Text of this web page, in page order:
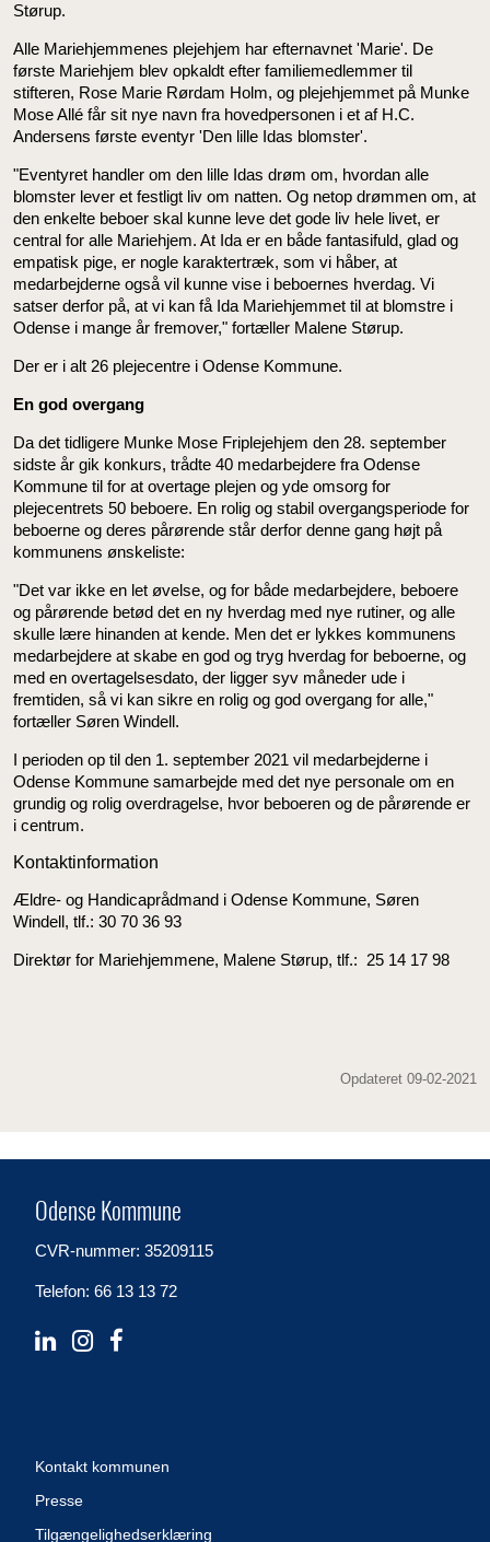
Størup.
Alle Mariehjemmenes plejehjem har efternavnet 'Marie'. De
første Mariehjem blev opkaldt efter familiemedlemmer til
stifteren, Rose Marie Rørdam Holm, og plejehjemmet på Munke
Mose Allé får sit nye navn fra hovedpersonen i et af H.C.
Andersens første eventyr 'Den lille Idas blomster'.
"Eventyret handler om den lille Idas drøm om, hvordan alle
blomster lever et festligt liv om natten. Og netop drømmen om, at
den enkelte beboer skal kunne leve det gode liv hele livet, er
central for alle Mariehjem. At Ida er en både fantasifuld, glad og
empatisk pige, er nogle karaktertræk, som vi håber, at
medarbejderne også vil kunne vise i beboernes hverdag. Vi
satser derfor på, at vi kan få Ida Mariehjemmet til at blomstre i
Odense i mange år fremover," fortæller Malene Størup.
Der er i alt 26 plejecentre i Odense Kommune.
En god overgang
Da det tidligere Munke Mose Friplejehjem den 28. september
sidste år gik konkurs, trådte 40 medarbejdere fra Odense
Kommune til for at overtage plejen og yde omsorg for
plejecentrets 50 beboere. En rolig og stabil overgangsperiode for
beboerne og deres pårørende står derfor denne gang højt på
kommunens ønskeliste:
"Det var ikke en let øvelse, og for både medarbejdere, beboere
og pårørende betød det en ny hverdag med nye rutiner, og alle
skulle lære hinanden at kende. Men det er lykkes kommunens
medarbejdere at skabe en god og tryg hverdag for beboerne, og
med en overtagelsesdato, der ligger syv måneder ude i
fremtiden, så vi kan sikre en rolig og god overgang for alle,"
fortæller Søren Windell.
I perioden op til den 1. september 2021 vil medarbejderne i
Odense Kommune samarbejde med det nye personale om en
grundig og rolig overdragelse, hvor beboeren og de pårørende er
i centrum.
Kontaktinformation
Ældre- og Handicaprådmand i Odense Kommune, Søren
Windell, tlf.: 30 70 36 93
Direktør for Mariehjemmene, Malene Størup, tlf.: 25 14 17 98
Opdateret 09-02-2021
Odense Kommune
CVR-nummer: 35209115
Telefon: 66 13 13 72
Kontakt kommunen
Presse
Tilgængelighedserklæring